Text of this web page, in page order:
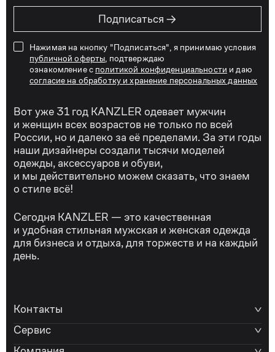
Подписаться →
Нажимая на кнопку "Подписаться", я принимаю условия
публичной оферты , подтверждаю
ознакомление с политикой конфиденциальности и даю
согласие на обработку и хранение персональных данных
Вот уже 31 год KANZLER одевает мужчин
и женщин всех возрастов не только по всей
России, но и далеко за её пределами. За эти годы
наши дизайнеры создали тысячи моделей
одежды, аксессуаров и обуви,
и мы действительно можем сказать, что знаем
о стиле всё!
Сегодня KANZLER — это качественная
и удобная стильная мужская и женская одежда
для бизнеса и отдыха, для торжеств и на каждый
день.
Контакты
Сервис